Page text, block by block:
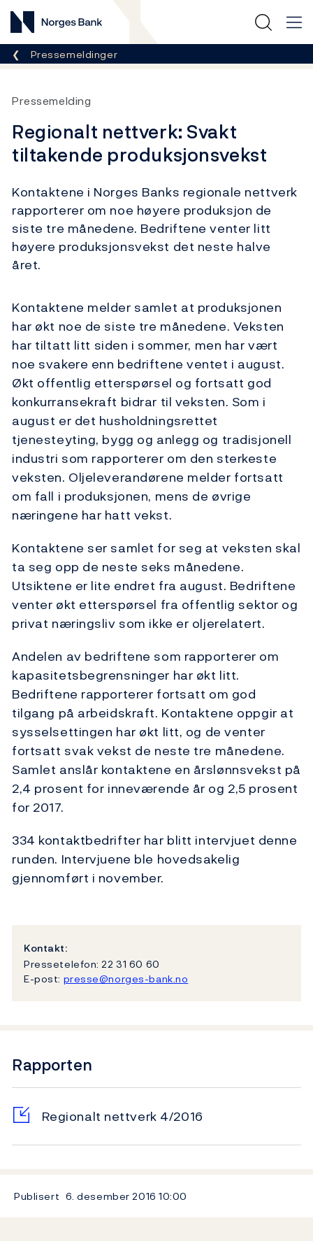
Norges Bank
Her er du nå:
Pressemeldinger
Pressemelding
Regionalt nettverk: Svakt
tiltakende produksjonsvekst
Kontaktene i Norges Banks regionale nettverk
rapporterer om noe høyere produksjon de
siste tre månedene. Bedriftene venter litt
høyere produksjonsvekst det neste halve
året.
Kontaktene melder samlet at produksjonen
har økt noe de siste tre månedene. Veksten
har tiltatt litt siden i sommer, men har vært
noe svakere enn bedriftene ventet i august.
Økt offentlig etterspørsel og fortsatt god
konkurransekraft bidrar til veksten. Som i
august er det husholdningsrettet
tjenesteyting, bygg og anlegg og tradisjonell
industri som rapporterer om den sterkeste
veksten. Oljeleverandørene melder fortsatt
om fall i produksjonen, mens de øvrige
næringene har hatt vekst.
Kontaktene ser samlet for seg at veksten skal
ta seg opp de neste seks månedene.
Utsiktene er lite endret fra august. Bedriftene
venter økt etterspørsel fra offentlig sektor og
privat næringsliv som ikke er oljerelatert.
Andelen av bedriftene som rapporterer om
kapasitetsbegrensninger har økt litt.
Bedriftene rapporterer fortsatt om god
tilgang på arbeidskraft. Kontaktene oppgir at
sysselsettingen har økt litt, og de venter
fortsatt svak vekst de neste tre månedene.
Samlet anslår kontaktene en årslønnsvekst på
2,4 prosent for inneværende år og 2,5 prosent
for 2017.
334 kontaktbedrifter har blitt intervjuet denne
runden. Intervjuene ble hovedsakelig
gjennomført i november.
Kontakt:
Pressetelefon: 22 31 60 60
E-post: presse@norges-bank.no
Rapporten
Regionalt nettverk 4/2016
Publisert 6. desember 201610:00